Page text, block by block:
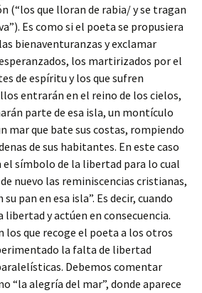
(“los que lloran de rabia/ y se tragan
Es como si el poeta se propusiera
bienaventuranzas y exclamar
los martirizados por el
de espíritu y los que sufren
entrarán en el reino de los cielos,
parte de esa isla, un montículo
mar que bate sus costas, rompiendo
de sus habitantes. En este caso
el símbolo de la libertad para lo cual
nuevo las reminiscencias cristianas,
pan en esa isla”. Es decir, cuando
y actúen en consecuencia.
los que recoge el poeta a los otros
la falta de libertad
Debemos comentar
“la alegría del mar”, donde aparece